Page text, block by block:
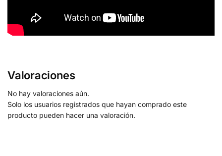
Valoraciones
No hay valoraciones aún.
Solo los usuarios registrados que hayan comprado este
producto pueden hacer una valoración.